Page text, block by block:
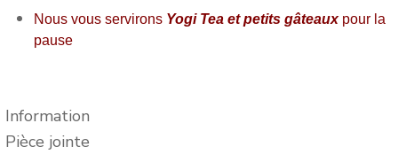
Nous vous servirons Yogi Tea et petits gâteauxpour la
pause
Information
Pièce jointe